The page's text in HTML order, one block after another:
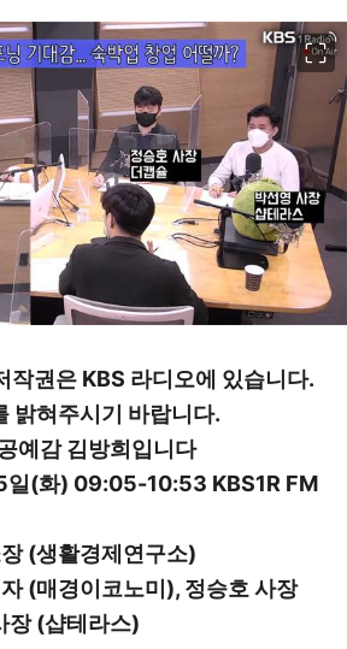
작권은 KBS 라디오에 있습니다.
밝혀주시기 바랍니다.
예감 김방희입니다
일(화) 09:05-10:53 KBS1R FM
(생활경제연구소)
(매경이코노미), 정승호 사장
장 (샵테라스)